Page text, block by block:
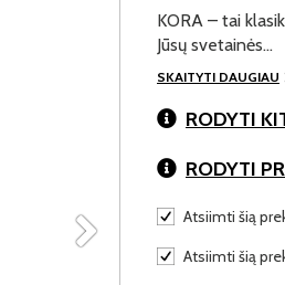
KORA – tai
Jūsų svetainės…
SKAITYTI DAUGIAU
RODYTI
RODYTI
Atsiimti šią
Atsiimti šią